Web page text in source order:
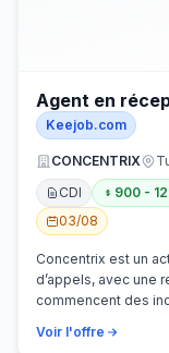
Agent en
Keejob.com
CONCENTRIX
CDI
900 -
03/08
Concentrix est un
d’appels, avec une
commencent des
Voir l'offre